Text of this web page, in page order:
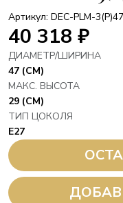
Артикул: DEC-PLM-
40 318 ₽
ДИАМЕТР/ШИРИНА
47 (СМ)
МАКС. ВЫСОТА
29 (СМ)
ТИП ЦОКОЛЯ
E27